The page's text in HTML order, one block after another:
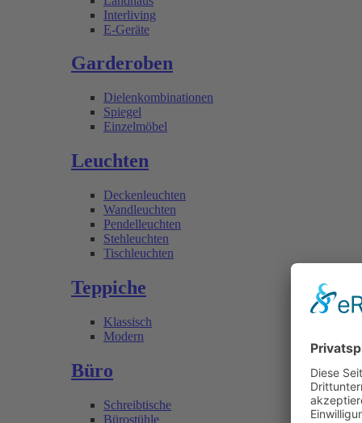
Interliving
E-Geräte
Garderoben
Dielenkombinationen
Spiegel
Einzelmöbel
Leuchten
Deckenleuchten
Wandleuchten
Pendelleuchten
Stehleuchten
Tischleuchten
Teppiche
Klassisch
Modern
Büro
Schreibtische
Bürostühle